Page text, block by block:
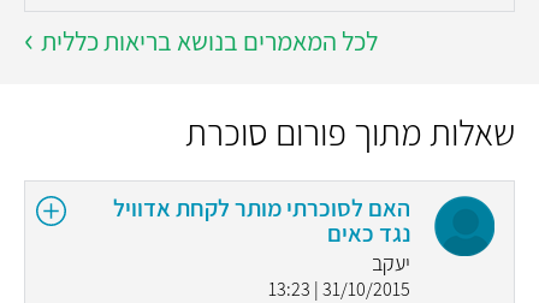
לכל המאמרים בנושא בריאות כללית
שאלות מתוך פורום סוכרת
האם לסוכרתי מותר לקחת אדוויל
נגד כאים
יעקב
31/10/2015 | 13:23